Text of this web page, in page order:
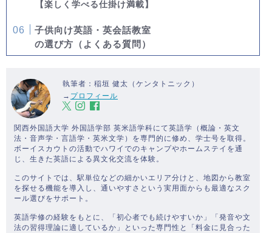
【楽しく学べる仕掛け満載】
子供向け英語・英会話教室
の選び方（よくある質問）
執筆者：稲垣 健太（ケンタトニック）
→ プロフィール
関西外国語大学 外国語学部 英米語学科にて英語学（概論・英文
法・音声学・言語学・英米文学）を専門的に修め、学士号を取得。
ボーイスカウトの活動でハワイでのキャンプやホームステイを通
じ、生きた英語による異文化交流を体験。
このサイトでは、駅単位などの細かいエリア分けと、地図から教室
を探せる機能を導入し、通いやすさという実用面からも最適なスク
ール選びをサポート。
英語学修の経験をもとに、「初心者でも続けやすいか」「発音や文
法の習得理論に適しているか」といった専門性と「料金に見合った